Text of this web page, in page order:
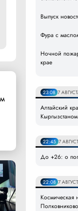
Выпуск
Фура с
Ночной
крае
23:08 7
Алтайский
22:45 7
До +26: о
22:08 7
Космическая